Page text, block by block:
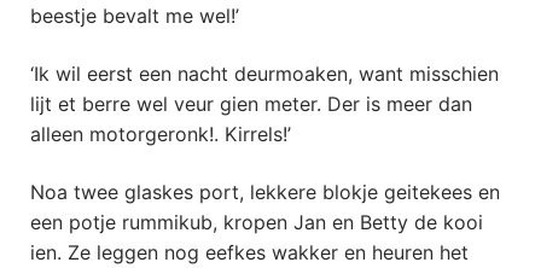
beestje bevalt me wel!’
‘Ik wil eerst een nacht deurmoaken, want misschien
lijt et berre wel veur gien meter. Der is meer dan
alleen motorgeronk!. Kirrels!’
Noa twee glaskes port, lekkere blokje geitekees en
een potje rummikub, kropen Jan en Betty de kooi
ien. Ze leggen nog eefkes wakker en heuren het